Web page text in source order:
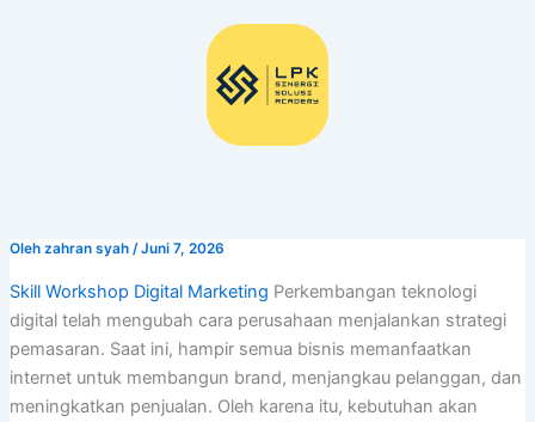
Oleh zahran syah /Juni 7, 2026
Skill Workshop Digital Marketing Perkembangan teknologi
digital telah mengubah cara perusahaan menjalankan strategi
pemasaran. Saat ini, hampir semua bisnis memanfaatkan
internet untuk membangun brand, menjangkau pelanggan, dan
meningkatkan penjualan. Oleh karena itu, kebutuhan akan